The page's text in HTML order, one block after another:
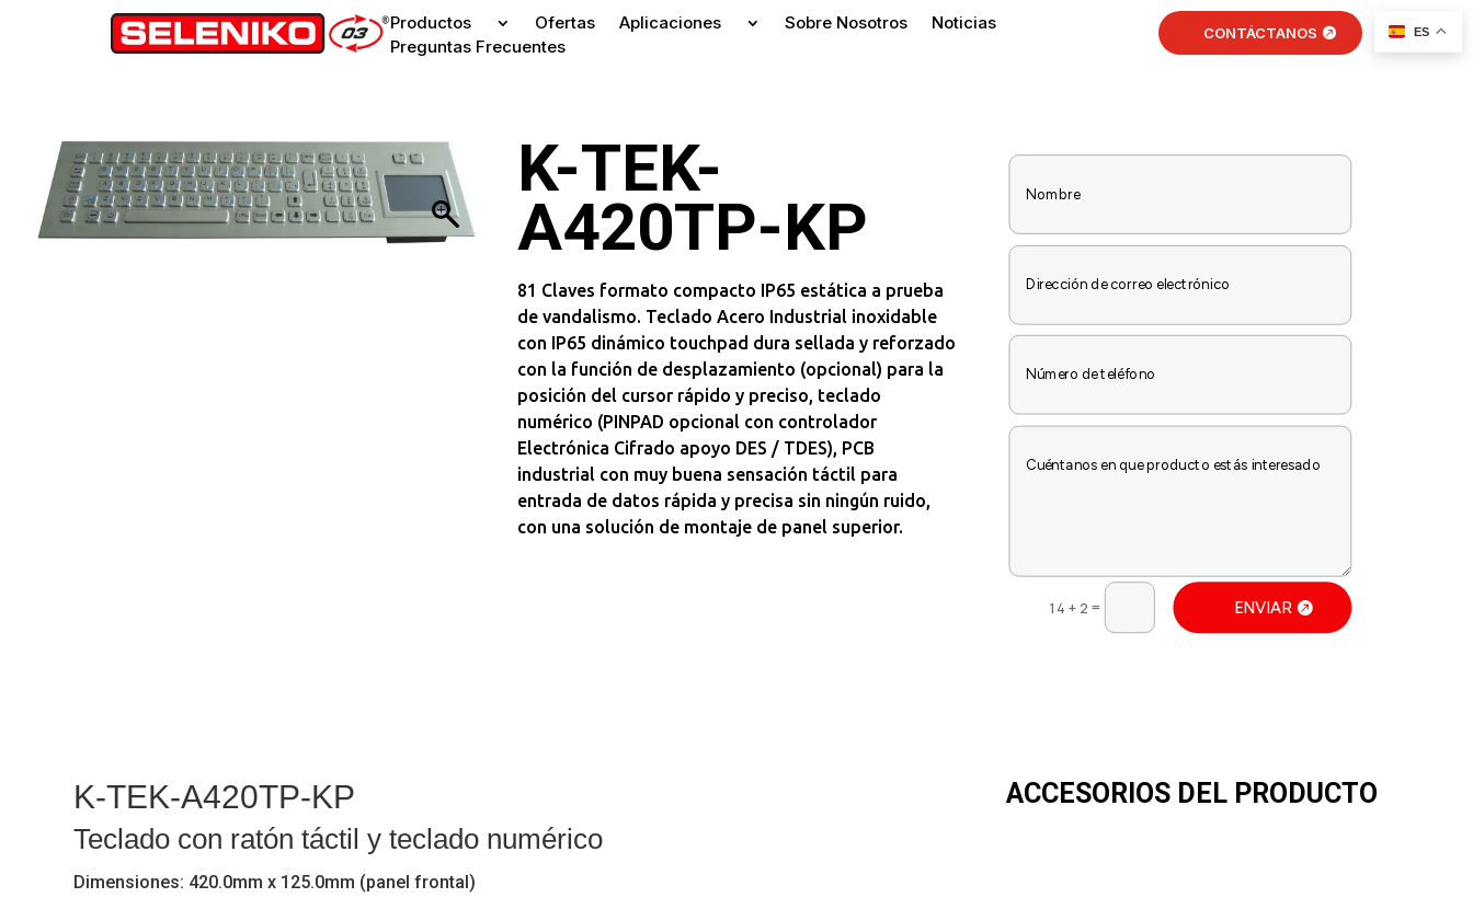
Productos Ofertas Aplicaciones Sobre Nosotros
Noticias
Preguntas Frecuentes
CONTÁCTANOS
K-TEK-
A420TP-KP
81 Claves formato compacto IP65 estática a prueba
de vandalismo. Teclado Acero Industrial inoxidable
con IP65 dinámico touchpad dura sellada y reforzado
con la función de desplazamiento (opcional) para la
posición del cursor rápido y preciso, teclado
numérico (PINPAD opcional con controlador
Electrónica Cifrado apoyo DES / TDES), PCB
industrial con muy buena sensación táctil para
entrada de datos rápida y precisa sin ningún ruido,
con una solución de montaje de panel superior.
14 + 2 = ENVIAR
K-TEK-A420TP-KP
Teclado con ratón táctil y teclado numérico
Dimensiones: 420.0mm x 125.0mm (panel frontal)
ACCESORIOS DEL PRODUCTO
ES